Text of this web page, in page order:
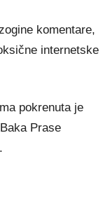
komentare,
internetske
pokrenuta je
Prase